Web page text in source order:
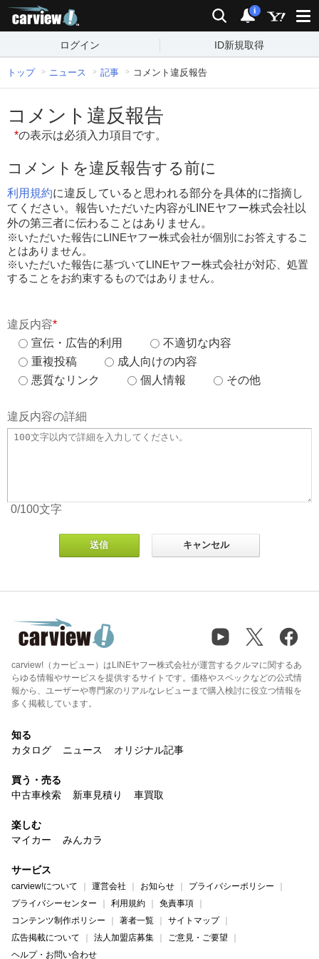
検索 通知
i
ログイン ID新規取得
トップ ニュース 記事 コメント違反報告
コメント違反報告
*の表示は必須入力項目です。
コメントを違反報告する前に
利用規約に違反していると思われる部分を具体的に指摘し
てください。報告いただいた内容がLINEヤフー株式会社以
外の第三者に伝わることはありません。
※いただいた報告にLINEヤフー株式会社が個別にお答えするこ
とはありません。
※いただいた報告に基づいてLINEヤフー株式会社が対応、処置
することをお約束するものではありません。
違反内容*
宣伝・広告的利用
不適切な内容
重複投稿
成人向けの内容
悪質なリンク
個人情報 その他
違反内容の詳細
0/100文字
carview!（カービュー）はLINEヤフー株式会社が運営するクルマに関するあ
らゆる情報やサービスを提供するサイトです。価格やスペックなどの公式情
報から、ユーザーや専門家のリアルなレビューまで購入検討に役立つ情報を
多く掲載しています。
知る
カタログ
ニュース オリジナル記事
買う・売る
中古車検索
新車見積り 車買取
楽しむ
マイカー
みんカラ
サービス
carview!について 運営会社 お知らせ
プライバシーポリシー
プライバシーセンター
利用規約
免責事項
コンテンツ制作ポリシー
著者一覧
サイトマップ
広告掲載について
法人加盟店募集
ご意見・ご要望
ヘルプ・お問い合わせ